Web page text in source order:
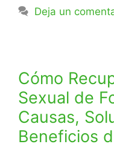
Deja un
Cómo
Sexual de
Causas,
Beneficios